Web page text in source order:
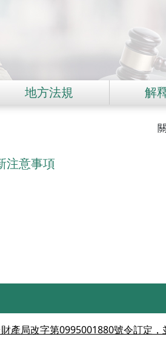
地方法規 解
注意事項
產局改字第0995001880號令訂定，